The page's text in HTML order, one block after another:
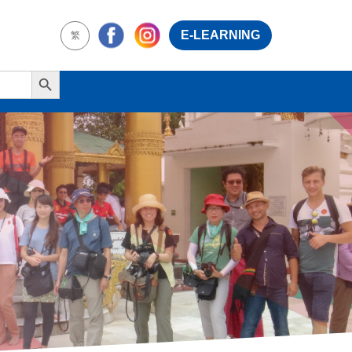
繁 E-LEARNING
Search Button